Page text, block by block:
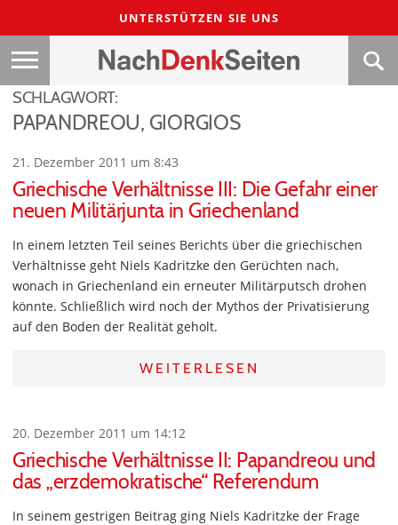
UNTERSTÜTZEN SIE UNS
SCHLAGWORT:
PAPANDREOU, GIORGIOS
21. Dezember 2011 um 8:43
Griechische Verhältnisse III: Die Gefahr einer
neuen Militärjunta in Griechenland
In einem letzten Teil seines Berichts über die griechischen
Verhältnisse geht Niels Kadritzke den Gerüchten nach,
wonach in Griechenland ein erneuter Militärputsch drohen
könnte. Schließlich wird noch der Mythos der Privatisierung
auf den Boden der Realität geholt.
WEITERLESEN
20. Dezember 2011 um 14:12
Griechische Verhältnisse II: Papandreou und
das „erzdemokratische“ Referendum
In seinem gestrigen Beitrag ging Niels Kadritzke der Frage